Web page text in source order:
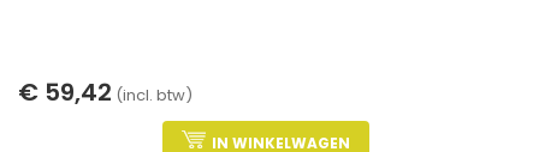
€ 59,42 (incl. btw)
IN WINKELWAGEN